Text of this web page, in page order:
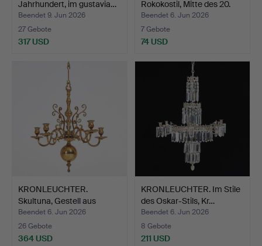
Jahrhundert, im gustavia…
Beendet 9. Jun 2026
27 Gebote
317 USD
Rokokostil, Mitte des 20.
Ja…
Beendet 6. Jun 2026
7 Gebote
74 USD
KRONLEUCHTER.
Skultuna, Gestell aus
Messin…
Beendet 6. Jun 2026
26 Gebote
364 USD
KRONLEUCHTER. Im Stile
des Oskar-Stils, Kr…
Beendet 6. Jun 2026
8 Gebote
211 USD